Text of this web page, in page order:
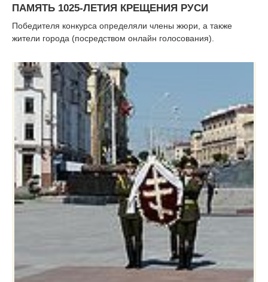
ПАМЯТЬ 1025-ЛЕТИЯ КРЕЩЕНИЯ РУСИ
Победителя конкурса определяли члены жюри, а также
жители города (посредством онлайн голосования).